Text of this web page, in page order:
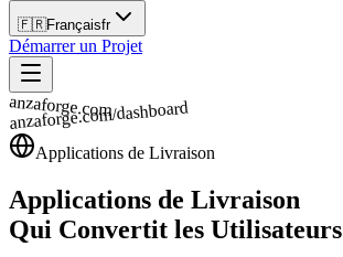
🇫🇷Françaisfr
Démarrer un Projet
anzaforge.com/dashboard
anzaforge.com
Applications de Livraison
Applications de Livraison
Qui Convertit les Utilisateurs